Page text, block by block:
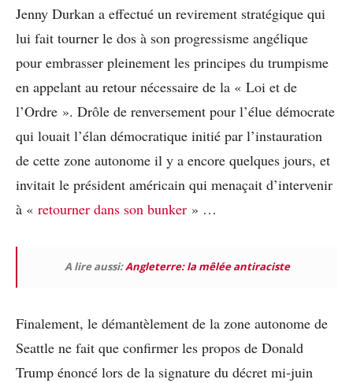
Jenny Durkan a effectué un revirement stratégique qui
lui fait tourner le dos à son progressisme angélique
pour embrasser pleinement les principes du trumpisme
en appelant au retour nécessaire de la « Loi et de
l’Ordre ». Drôle de renversement pour l’élue démocrate
qui louait l’élan démocratique initié par l’instauration
de cette zone autonome il y a encore quelques jours, et
invitait le président américain qui menaçait d’intervenir
à « retourner dans son bunker » …
A lire aussi:Angleterre: la mêlée antiraciste
Finalement, le démantèlement de la zone autonome de
Seattle ne fait que confirmer les propos de Donald
Trump énoncé lors de la signature du décret mi-juin